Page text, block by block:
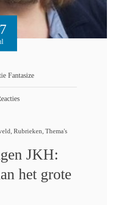
Fantasize
, Rubrieken, Thema's
JKH:
het grote